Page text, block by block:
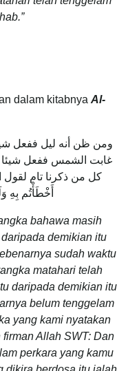
dalam kitabnya Al-
ومن ظن أنه ليل ففعل
غابت الشمس ففعل شيئا
كل من ذكرنا تام لقول
أَخْطَأْتُم بِهِ
bahawa masih
demikian itu
sudah waktu
matahari telah
daripada demikian itu
belum tenggelam
yang kami nyatakan
Allah SWT: Dan
perkara yang kamu